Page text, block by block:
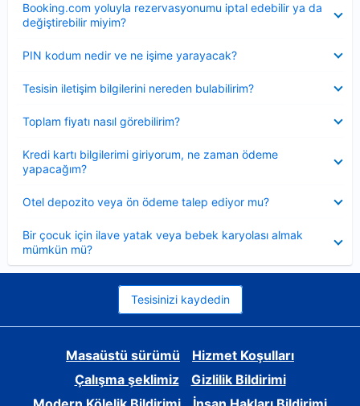
Booking.com yoluyla rezervasyonumu iptal edebilir ya da
değiştirebilir miyim?
PIN kodum nedir ve ne işime yarayacak?
Tesisin iletişim bilgilerini nereden bulabilirim?
Toplam fiyatı nasıl görebilirim?
Kredi kartı bilgilerimi giriyorum, ne zaman ödeme
yapacağım?
Otel depozito veya ön ödeme talep ediyor mu?
Bir çocuk için ilave yatak veya bebek karyolası almak
mümkün mü?
Tesisinizi kaydedin
Masaüstü sürümü
Hizmet Koşulları
Çalışma şeklimiz
Gizlilik Bildirimi